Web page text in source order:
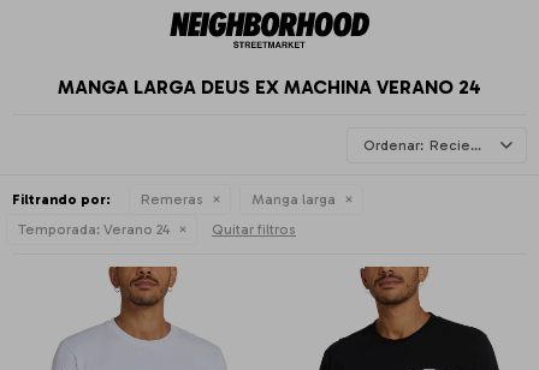
MANGA LARGA DEUS EX MACHINA VERANO 24
Recientes
Filtrando por: Remeras
Manga larga
Temporada: Verano 24 Quitar filtros